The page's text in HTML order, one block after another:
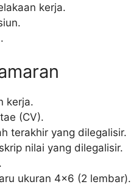
kerja.
kerja.
(CV).
terakhir yang dilegalisir.
nilai yang dilegalisir.
ukuran 4×6 (2 lembar).